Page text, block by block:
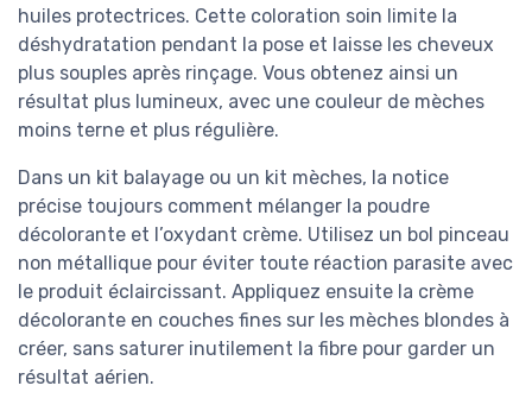
huiles protectrices. Cette coloration soin limite la
déshydratation pendant la pose et laisse les cheveux
plus souples après rinçage. Vous obtenez ainsi un
résultat plus lumineux, avec une couleur de mèches
moins terne et plus régulière.
Dans un kit balayage ou un kit mèches, la notice
précise toujours comment mélanger la poudre
décolorante et l’oxydant crème. Utilisez un bol pinceau
non métallique pour éviter toute réaction parasite avec
le produit éclaircissant. Appliquez ensuite la crème
décolorante en couches fines sur les mèches blondes à
créer, sans saturer inutilement la fibre pour garder un
résultat aérien.